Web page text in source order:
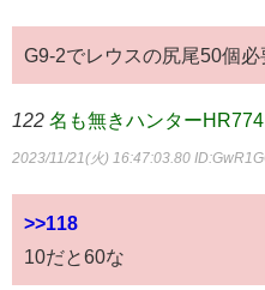
G9-2でレウスの尻尾50個必
122 名も無きハンター
2023/11/21(火) 16:47:03.80
>>118
10だと60な